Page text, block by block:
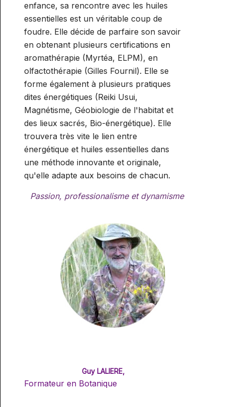
enfance, sa rencontre avec les huiles
essentielles est un véritable coup de
foudre. Elle décide de parfaire son savoir
en obtenant plusieurs certifications en
aromathérapie (Myrtéa, ELPM), en
olfactothérapie (Gilles Fournil). Elle se
forme également à plusieurs pratiques
dites énergétiques (Reiki Usui,
Magnétisme, Géobiologie de l'habitat et
des lieux sacrés, Bio-énergétique). Elle
trouvera très vite le lien entre
énergétique et huiles essentielles dans
une méthode innovante et originale,
qu'elle adapte aux besoins de chacun.
Passion, professionalisme et dynamisme
Guy LALIERE,
Formateur en Botanique